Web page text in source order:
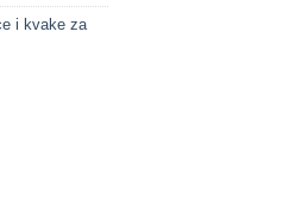
i kvake za